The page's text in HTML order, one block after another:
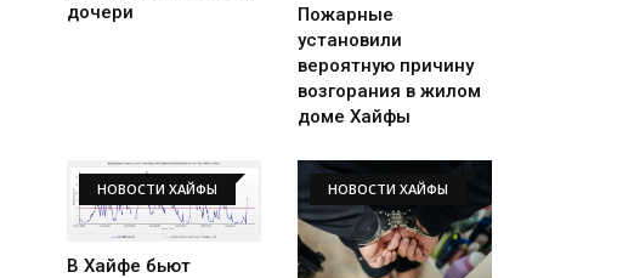
дочери
Пожарные
установили
вероятную причину
возгорания в жилом
доме Хайфы
НОВОСТИ ХАЙФЫ
В Хайфе бьют
НОВОСТИ ХАЙФЫ